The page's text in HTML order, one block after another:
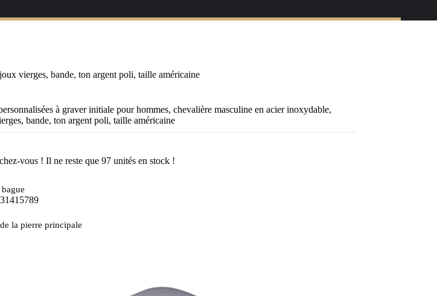
vierges, bande, ton argent poli, taille américaine
à graver initiale pour hommes, chevalière masculine en acier inoxydable,
bande, ton argent poli, taille américaine
vous ! Il ne reste que97 unités en stock !
1415789
la pierre principale